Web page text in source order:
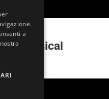
Il Musical
a